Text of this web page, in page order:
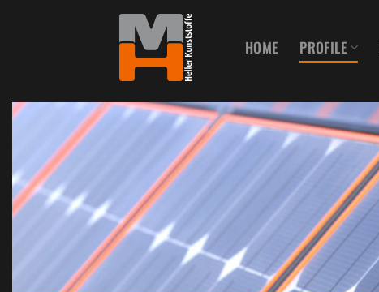
HOME PROFILE